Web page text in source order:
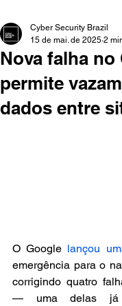
Nova falha no
permite
dados entre
Cyber Security Brazil
15 de mai. de 2025 2
O Google lançou
emergência para o
corrigindo quatro
— uma delas já